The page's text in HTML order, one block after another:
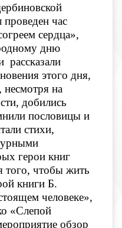
проведен час
сердца»,
дню
рассказали
этого дня,
на
добились
пословицы и
стихи,
герои книг
того, чтобы жить
книги Б.
человеке»,
«Слепой
обзор